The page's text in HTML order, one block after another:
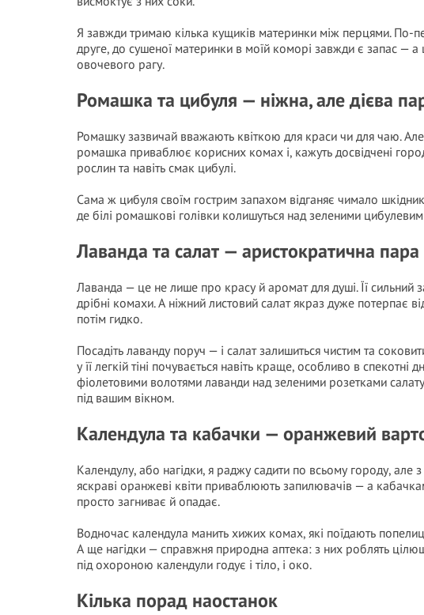
Я завжди тримаю кілька кущиків материнки між перцями. По-
друге, до сушеної материнки в моїй коморі завжди є запас — а
овочевого рагу.
Ромашка та цибуля — ніжна, але дієва
Ромашку зазвичай вважають квіткою для краси чи для чаю.
ромашка приваблює корисних комах і, кажуть досвідчені
рослин та навіть смак цибулі.
Сама ж цибуля своїм гострим запахом відганяє чимало
де білі ромашкові голівки колишуться над зеленими
Лаванда та салат — аристократична пара
Лаванда — це не лише про красу й аромат для душі. Її сильний
дрібні комахи. А ніжний листовий салат якраз дуже потерпає
потім гидко.
Посадіть лаванду поруч — і салат залишиться чистим та
у її легкій тіні почувається навіть краще, особливо в спекотні
фіолетовими волотями лаванди над зеленими розетками
під вашим вікном.
Календула та кабачки — оранжевий
Календулу, або нагідки, я раджу садити по всьому городу,
яскраві оранжеві квіти приваблюють запилювачів — а
просто загниває й опадає.
Водночас календула манить хижих комах, які поїдають
А ще нагідки — справжня природна аптека: з них роблять
під охороною календули годує і тіло, і око.
Кілька порад наостанок